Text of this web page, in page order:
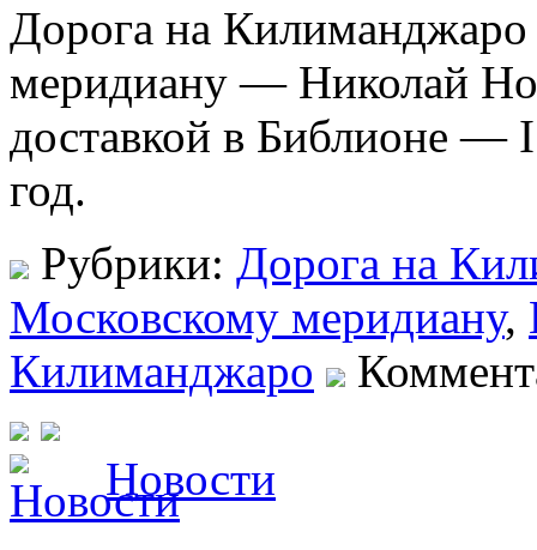
Дорога на
меридиану — Николай
доставкой в Библионе —
год.
Рубрики: Дорога на
Московскому меридиану,
Килиманджаро
Новости